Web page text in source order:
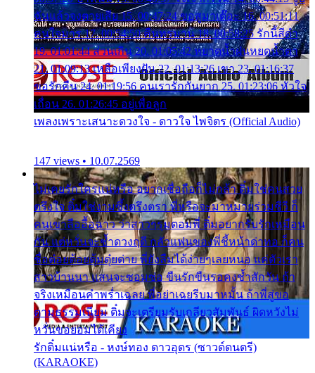
ฉันแล้วจงตายเสีย 15. 00:47:24 ขอสูมาเต๊อะ 16. 00:51:11
คนใจมาร 17. 00:54:50 คืนทรมาน 18. 00:58:25 รักนี้สีดำ
19. 01:01:44 ส่วนเกิน 20. 01:05:42 หยาดน้ำฝนหยดน้ำตา
21. 01:09:13 เหลือเพียงฝัน 22. 01:13:26 เขา 23. 01:16:37
ขอรักคืน 24. 01:19:56 คนเรารักกันยาก 25. 01:23:06 หัวใจ
เถื่อน 26. 01:26:45 อยู่เพื่อลูก
เพลงเพราะเสนาะดวงใจ - ดาวใจ ไพจิตร (Official Audio)
147 views • 10.07.2569
ไม่เคยรักใครแน่หรือ อยากเชื่อถือก็ไม่กล้า ติ๋มใช่คนสวย
ตรึงใจ ติ๋มใช่งามซึ้งตรึงตรา พี่หรือจะมาหมายร่วมชีวี ก็
คนเขาลืออื้อฉาว ว่าสาวๆรุมตอมพี่ ติ๋มอยากรับรักเหมือน
กัน แต่หวั่นจะช้ำดวงฤดี กลัวแฟนของพี่ชี้หน้าด่าทอ ก็คน
ชื่อต๋อยต้อยตุ้มตุ๋ยต่าย พี่ยังลืมได้ง่ายๆเลยหนอ แค่ตัวเรา
สาวบ้านนา แสนจะซอมซ่อ ขืนรักขืนรอคงช้ำสักวัน ถ้า
จริงเหมือนคำพร่ำเฉลย พี่อย่าเฉยรีบมาหมั้น ถ้าพี่สู่ขอ
ตามธรรมเนียม ติ๋มจะเตรียมรับเกลียวสัมพันธ์ ผิดหวังไม่
หวั่นขอยอมได้เคียง
รักติ๋มแน่หรือ - หงษ์ทอง ดาวอุดร (ซาวด์ดนตรี)
(KARAOKE)